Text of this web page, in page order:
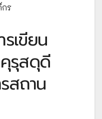
กร
เขียน
รุสดุดี
สถาน